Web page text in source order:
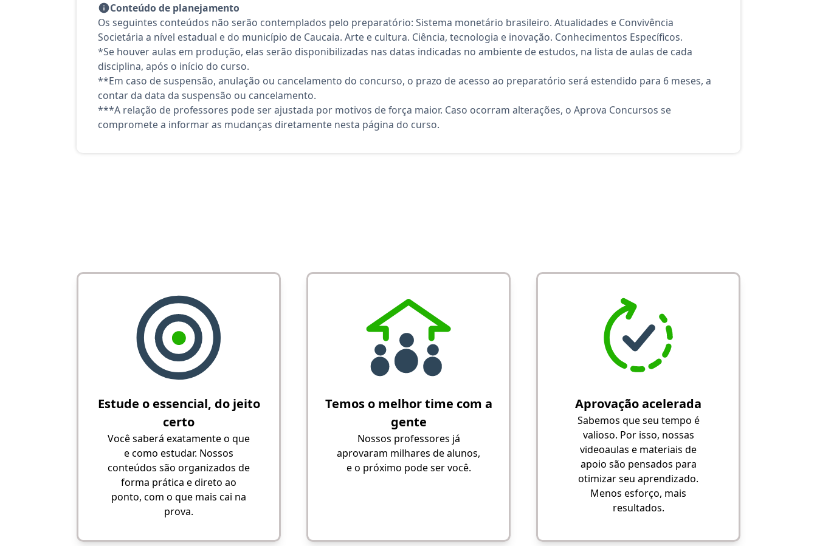
Conteúdo de planejamento
Os seguintes conteúdos não serão contemplados pelo preparatório: Sistema monetário brasileiro. Atualidades e Convivência
Societária a nível estadual e do município de Caucaia. Arte e cultura. Ciência, tecnologia e inovação. Conhecimentos Específicos.
*Se houver aulas em produção, elas serão disponibilizadas nas datas indicadas no ambiente de estudos, na lista de aulas de cada
disciplina, após o início do curso.
**Em caso de suspensão, anulação ou cancelamento do concurso, o prazo de acesso ao preparatório será estendido para 6 meses, a
contar da data da suspensão ou cancelamento.
***A relação de professores pode ser ajustada por motivos de força maior. Caso ocorram alterações, o Aprova Concursos se
compromete a informar as mudanças diretamente nesta página do curso.
Estude o essencial, do jeito
certo
Você saberá exatamente o que
e como estudar. Nossos
conteúdos são organizados de
forma prática e direto ao
ponto, com o que mais cai na
prova.
Temos o melhor time com a
gente
Nossos professores já
aprovaram milhares de alunos,
e o próximo pode ser você.
Aprovação acelerada
Sabemos que seu tempo é
valioso. Por isso, nossas
videoaulas e materiais de
apoio são pensados para
otimizar seu aprendizado.
Menos esforço, mais
resultados.